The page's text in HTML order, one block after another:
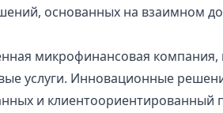
основанных на взаимном
микрофинансовая
услуги. Инновационные
и клиентоориентированный